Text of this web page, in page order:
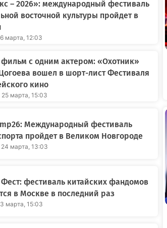
– 2026»: международный фестиваль
восточной культуры пройдет в
марта, 12:03
с одним актером: «Охотник»
вошел в шорт-лист Фестиваля
кино
марта, 15:03
Международный фестиваль
пройдет в Великом Новгороде
марта, 13:03
Фест: фестиваль китайских фандомов
в Москве в последний раз
марта, 15:03